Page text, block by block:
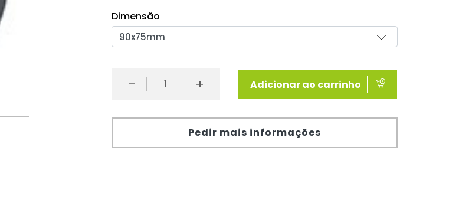
Dimensão
- + Adicionar ao carrinho
Pedir mais informações